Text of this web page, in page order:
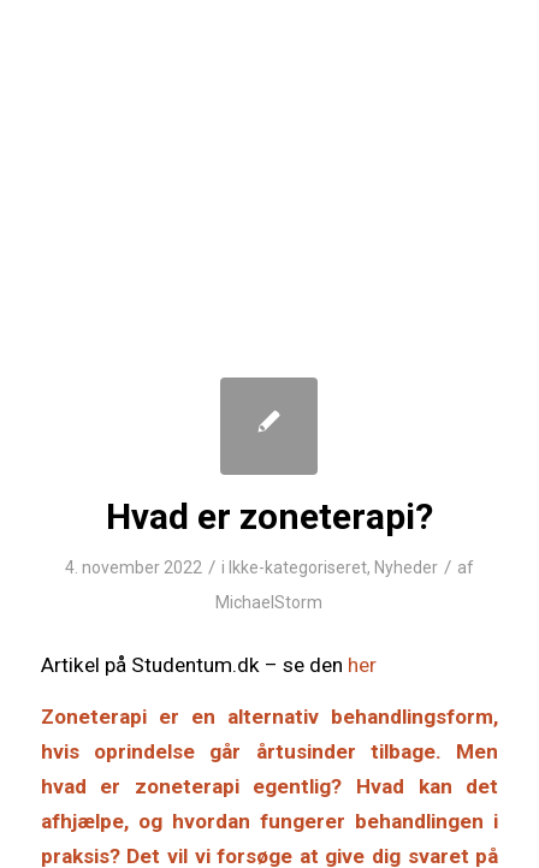
Hvad er zoneterapi?
4. november 2022 / i Ikke-kategoriseret, Nyheder / af
MichaelStorm
Artikel på Studentum.dk – se den her
Zoneterapi er en alternativ behandlingsform,
hvis oprindelse går årtusinder tilbage. Men
hvad er zoneterapi egentlig? Hvad kan det
afhjælpe, og hvordan fungerer behandlingen i
praksis? Det vil vi forsøge at give dig svaret på